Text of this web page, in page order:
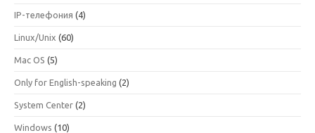
IP-телефония (4)
Linux/Unix (60)
Mac OS (5)
Only for English-speaking (2)
System Center (2)
Windows (10)